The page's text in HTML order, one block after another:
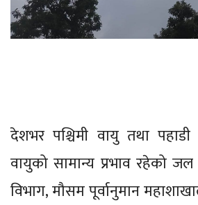
देशभर पश्चिमी वायु तथा
वायुको सामान्य प्रभाव रहेको
विभाग, मौसम पूर्वानुमान